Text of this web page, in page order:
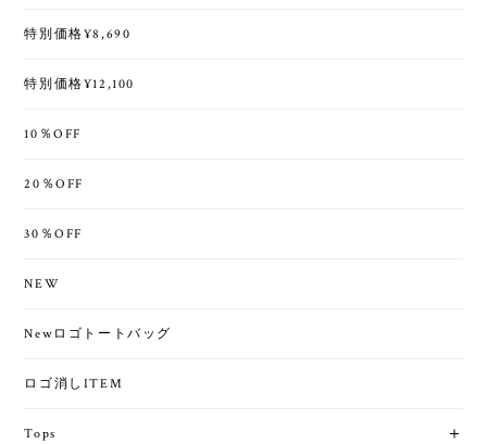
特別価格¥8,690
特別価格¥12,100
10％OFF
20％OFF
30％OFF
NEW
Newロゴトートバッグ
ロゴ消しITEM
Tops